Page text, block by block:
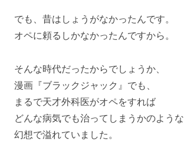
でも、昔はしょうがなかったんです。
オペに頼るしかなかったんですから。
そんな時代だったからでしょうか、
漫画『ブラックジャック』でも、
まるで天才外科医がオペをすれば
どんな病気でも治ってしまうかのような
幻想で溢れていました。